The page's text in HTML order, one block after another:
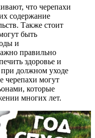
что черепахи
содержание
Также стоит
быть
и
правильно
здоровье и
должном уходе
черепахи могут
которые
многих лет.